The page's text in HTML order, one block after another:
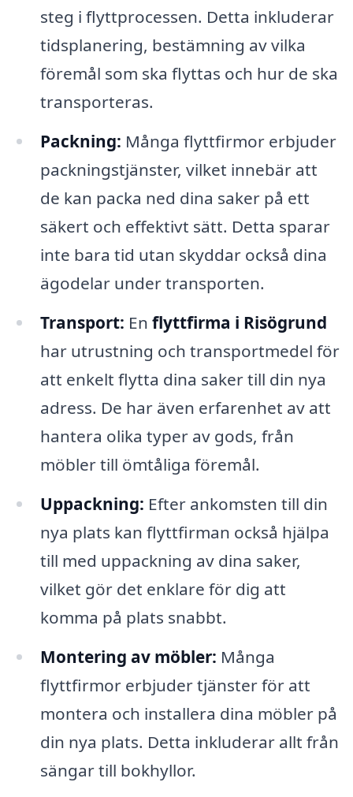
steg i flyttprocessen. Detta inkluderar
tidsplanering, bestämning av vilka
föremål som ska flyttas och hur de ska
transporteras.
Packning: Många flyttfirmor erbjuder
packningstjänster, vilket innebär att
de kan packa ned dina saker på ett
säkert och effektivt sätt. Detta sparar
inte bara tid utan skyddar också dina
ägodelar under transporten.
Transport: En flyttfirma i Risögrund
har utrustning och transportmedel för
att enkelt flytta dina saker till din nya
adress. De har även erfarenhet av att
hantera olika typer av gods, från
möbler till ömtåliga föremål.
Uppackning: Efter ankomsten till din
nya plats kan flyttfirman också hjälpa
till med uppackning av dina saker,
vilket gör det enklare för dig att
komma på plats snabbt.
Montering av möbler: Många
flyttfirmor erbjuder tjänster för att
montera och installera dina möbler på
din nya plats. Detta inkluderar allt från
sängar till bokhyllor.